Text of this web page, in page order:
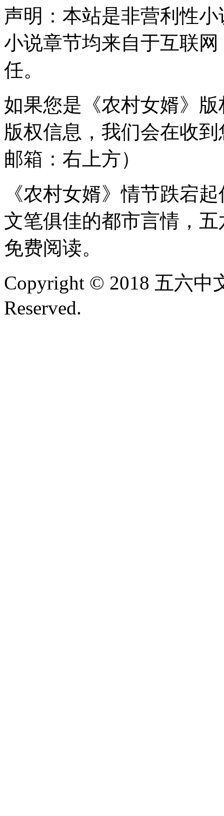
声明：本站是非营利性
小说章节均来自于互联
任。
如果您是《农村女婿》
版权信息，我们会在收
邮箱：右上方）
《农村女婿》情节跌宕
文笔俱佳的都市言情，
免费阅读。
Copyright © 2018 五六中
Reserved.